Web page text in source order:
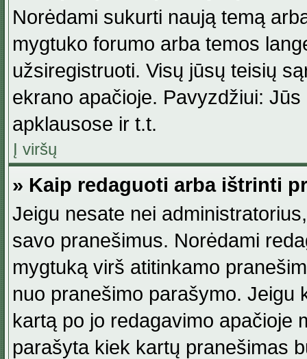
Norėdami sukurti naują temą
mygtuko forumo arba temos
užsiregistruoti. Visų jūsų teisių
ekrano apačioje. Pavyzdžiui:
apklausose ir t.t.
Į viršų
» Kaip redaguoti arba ištrinti
Jeigu nesate nei
savo pranešimus. Norėdami
mygtuką virš atitinkamo
nuo pranešimo parašymo. Jeigu
kartą po jo redagavimo apačioje
parašyta kiek kartų pranešimas